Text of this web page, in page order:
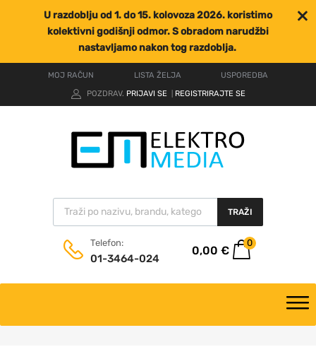
U razdoblju od 1. do 15. kolovoza 2026. koristimo
kolektivni godišnji odmor. S obradom narudžbi
nastavljamo nakon tog razdoblja.
MOJ RAČUN LISTA ŽELJA
USPOREDBA
POZDRAV. PRIJAVI SE REGISTRIRAJTE SE
TRAŽI
Telefon:
01-3464-024
0,00 €
0